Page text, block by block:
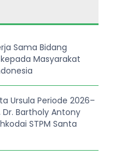
Sama Bidang
Masyarakat
Ursula Periode 2026–
Bartholy Antony
STPM Santa